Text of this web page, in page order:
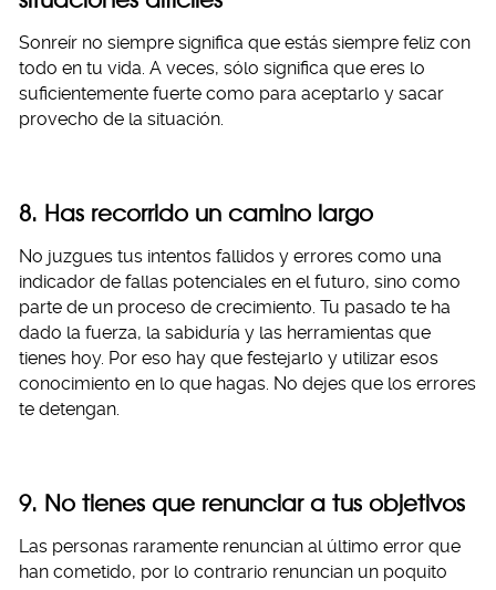
Sonreír no siempre significa que estás siempre feliz con
todo en tu vida. A veces, sólo significa que eres lo
suficientemente fuerte como para aceptarlo y sacar
provecho de la situación.
8. Has recorrido un camino largo
No juzgues tus intentos fallidos y errores como una
indicador de fallas potenciales en el futuro, sino como
parte de un proceso de crecimiento. Tu pasado te ha
dado la fuerza, la sabiduría y las herramientas que
tienes hoy. Por eso hay que festejarlo y utilizar esos
conocimiento en lo que hagas. No dejes que los errores
te detengan.
9. No tienes que renunciar a tus objetivos
Las personas raramente renuncian al último error que
han cometido, por lo contrario renuncian un poquito